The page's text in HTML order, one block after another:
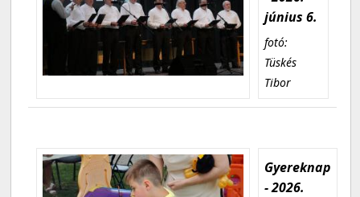
június 6.
fotó:
Tüskés
Tibor
Gyereknap
- 2026.